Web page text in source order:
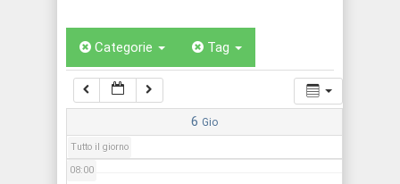
Categorie Tag
6 Gio
Tutto il giorno
08:00